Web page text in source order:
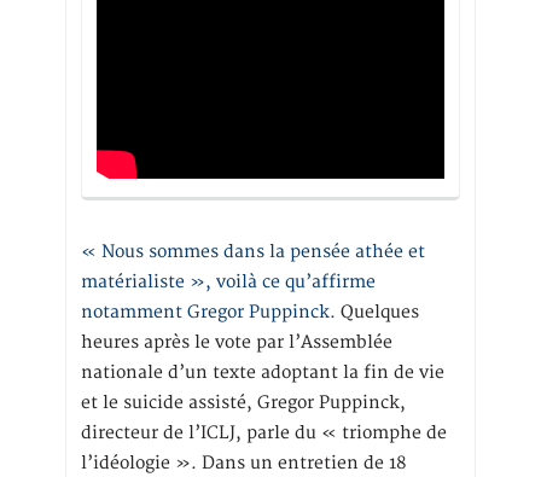
« Nous sommes dans la pensée athée et
matérialiste », voilà ce qu’affirme
notamment Gregor Puppinck. Quelques
heures après le vote par l’Assemblée
nationale d’un texte adoptant la fin de vie
et le suicide assisté, Gregor Puppinck,
directeur de l’ICLJ, parle du « triomphe de
l’idéologie ». Dans un entretien de 18